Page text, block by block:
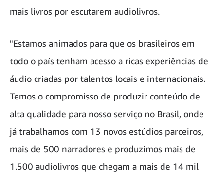
mais livros por escutarem audiolivros.
"Estamos animados para que os brasileiros em
todo o país tenham acesso a ricas experiências de
áudio criadas por talentos locais e internacionais.
Temos o compromisso de produzir conteúdo de
alta qualidade para nosso serviço no Brasil, onde
já trabalhamos com 13 novos estúdios parceiros,
mais de 500 narradores e produzimos mais de
1.500 audiolivros que chegam a mais de 14 mil